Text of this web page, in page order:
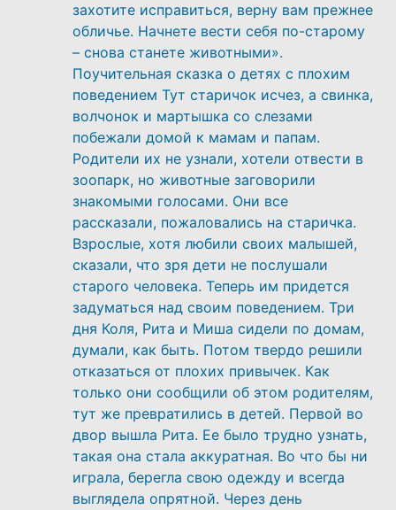
захотите исправиться, верну вам прежнее
обличье. Начнете вести себя по-старому
– снова станете животными».
Поучительная сказка о детях с плохим
поведением Тут старичок исчез, а свинка,
волчонок и мартышка со слезами
побежали домой к мамам и папам.
Родители их не узнали, хотели отвести в
зоопарк, но животные заговорили
знакомыми голосами. Они все
рассказали, пожаловались на старичка.
Взрослые, хотя любили своих малышей,
сказали, что зря дети не послушали
старого человека. Теперь им придется
задуматься над своим поведением. Три
дня Коля, Рита и Миша сидели по домам,
думали, как быть. Потом твердо решили
отказаться от плохих привычек. Как
только они сообщили об этом родителям,
тут же превратились в детей. Первой во
двор вышла Рита. Ее было трудно узнать,
такая она стала аккуратная. Во что бы ни
играла, берегла свою одежду и всегда
выглядела опрятной. Через день